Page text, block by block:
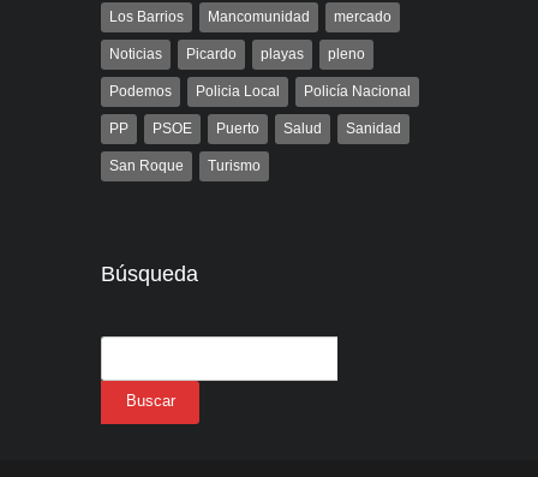
Los Barrios Mancomunidad mercado
Noticias Picardo playas pleno
Podemos Policia Local Policía Nacional
PP PSOE Puerto Salud Sanidad
San Roque Turismo
Búsqueda